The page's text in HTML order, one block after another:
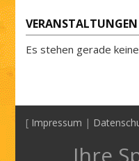
VERANSTALTUNGEN
Es stehen gerade
[ Impressum |
Ihre